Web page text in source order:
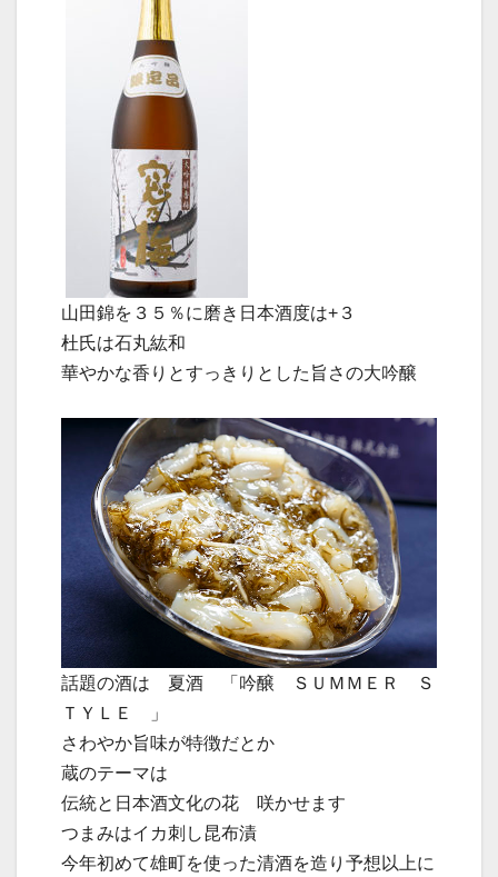
山田錦を３５％に磨き日本酒度は+３
杜氏は石丸紘和
華やかな香りとすっきりとした旨さの大吟醸
話題の酒は 夏酒 「吟醸 ＳＵＭＭＥＲ Ｓ
ＴＹＬＥ 」
さわやか旨味が特徴だとか
蔵のテーマは
伝統と日本酒文化の花 咲かせます
つまみはイカ刺し昆布漬
今年初めて雄町を使った清酒を造り予想以上に